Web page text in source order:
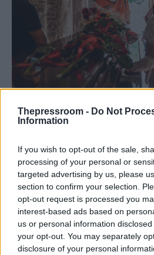
Thepressroom - Do Not
Information
If you wish to opt-out of the sale,
processing of your personal or
targeted advertising by us, please
section to confirm your selection.
opt-out request is processed you
interest-based ads based on
us or personal information
your opt-out. You may separately
disclosure of your personal
ΕΛΛΑΔΑ
07/09/2021 - 09:41
απαγόρευσε την
στη διοργάνωση της
Δεκτή έγινε από το
αίτηση ασφαλιστικών
δύο εκτελεστών της
του Μίκη Θεοδωράκη